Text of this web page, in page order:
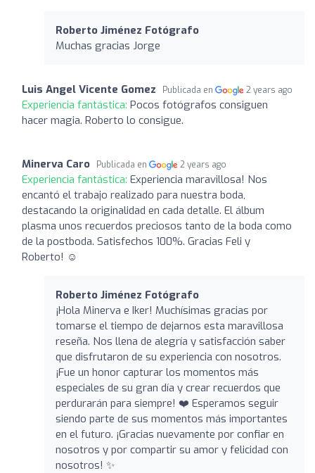
Roberto Jiménez Fotógrafo
Muchas gracias Jorge
Luis Angel Vicente Gomez Publicada en 2 years ago
Experiencia fantástica: Pocos fotógrafos consiguen
hacer magia. Roberto lo consigue.
Minerva Caro Publicada en 2 years ago
Experiencia fantástica: Experiencia maravillosa! Nos
encantó el trabajo realizado para nuestra boda,
destacando la originalidad en cada detalle. El álbum
plasma unos recuerdos preciosos tanto de la boda como
de la postboda. Satisfechos 100%. Gracias Feli y
Roberto! ☺️
Roberto Jiménez Fotógrafo
¡Hola Minerva e Iker! Muchísimas gracias por
tomarse el tiempo de dejarnos esta maravillosa
reseña. Nos llena de alegría y satisfacción saber
que disfrutaron de su experiencia con nosotros.
¡Fue un honor capturar los momentos más
especiales de su gran día y crear recuerdos que
perdurarán para siempre! ❤️ Esperamos seguir
siendo parte de sus momentos más importantes
en el futuro. ¡Gracias nuevamente por confiar en
nosotros y por compartir su amor y felicidad con
nosotros! ✨